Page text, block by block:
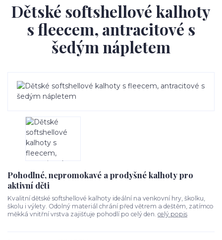
Dětské softshellové kalhoty
s fleecem, antracitové s
šedým nápletem
Pohodlné, nepromokavé a prodyšné kalhoty pro
aktivní děti
Kvalitní dětské softshellové kalhoty ideální na venkovní hry, školku,
školu i výlety. Odolný materiál chrání před větrem a deštěm, zatímco
měkká vnitřní vrstva zajišťuje pohodlí po celý den. celý popis